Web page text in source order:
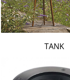
TANK